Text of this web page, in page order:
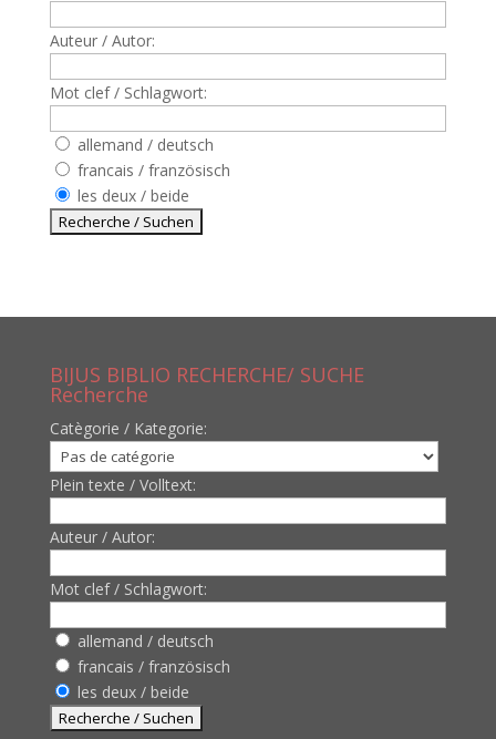
Auteur / Autor:
Mot clef / Schlagwort:
allemand / deutsch
francais / französisch
les deux / beide
BIJUS BIBLIO RECHERCHE/ SUCHE
Recherche
Catègorie / Kategorie:
Plein texte / Volltext:
Auteur / Autor:
Mot clef / Schlagwort:
allemand / deutsch
francais / französisch
les deux / beide